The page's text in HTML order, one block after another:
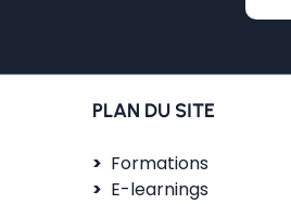
PLAN DU SITE
Formations
E-learnings